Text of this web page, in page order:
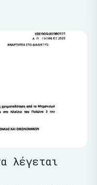
λέγεται